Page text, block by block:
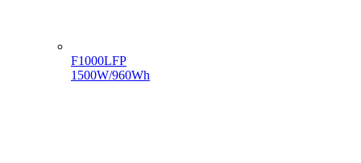
F1000LFP
1500W/960Wh